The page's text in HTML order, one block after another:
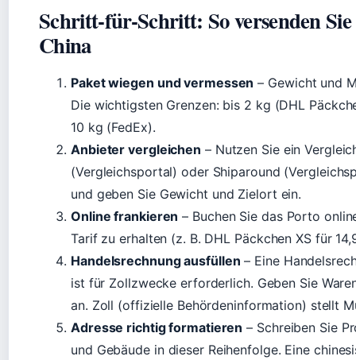
Schritt-für-Schritt: So versenden
China
Paket wiegen und vermessen – Gewicht und
Die wichtigsten Grenzen: bis 2 kg (DHL
10 kg (FedEx).
Anbieter vergleichen – Nutzen Sie ein
(Vergleichsportal) oder Shiparound
und geben Sie Gewicht und Zielort ein.
Online frankieren – Buchen Sie das Porto
Tarif zu erhalten (z. B. DHL Päckchen XS für
Handelsrechnung ausfüllen – Eine
ist für Zollzwecke erforderlich. Geben Sie
an. Zoll (offizielle Behördeninformation) stellt
Adresse richtig formatieren – Schreiben Sie
und Gebäude in dieser Reihenfolge. Eine